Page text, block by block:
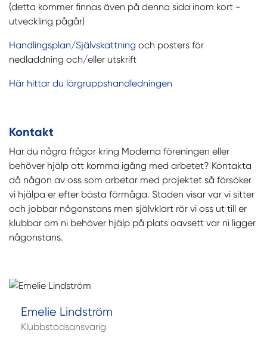
(detta kommer finnas även på denna sida inom kort -
utveckling pågår)
Handlingsplan/Självskattning och posters för
nedladdning och/eller utskrift
Här hittar du lärgruppshandledningen
Kontakt
Har du några frågor kring Moderna föreningen eller
behöver hjälp att komma igång med arbetet? Kontakta
då någon av oss som arbetar med projektet så försöker
vi hjälpa er efter bästa förmåga. Staden visar var vi sitter
och jobbar någonstans men självklart rör vi oss ut till er
klubbar om ni behöver hjälp på plats oavsett var ni ligger
någonstans.
Emelie Lindström
Klubbstödsansvarig